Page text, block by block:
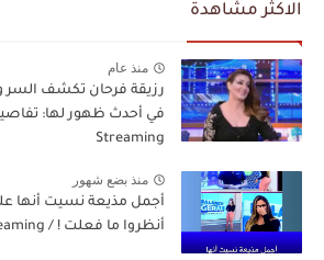
الاكثر مشاهدة
منذ عام
رزيقة فرحان تكشف السر
Streaming
منذ بضع شهور
أجمل مذيعة نسيت أنها
أنظروا ما فعلت ! / Video Streaming